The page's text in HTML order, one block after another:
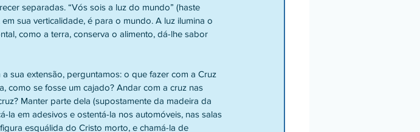
separadas. “Vós sois a luz do mundo” (haste
sua verticalidade, é para o mundo. A luz ilumina o
como a terra, conserva o alimento, dá-lhe sabor
sua extensão, perguntamos: o que fazer com a Cruz
como se fosse um cajado? Andar com a cruz nas
Manter parte dela (supostamente da madeira da
la em adesivos e ostentá-la nos automóveis, nas salas
esquálida do Cristo morto, e chamá-la de